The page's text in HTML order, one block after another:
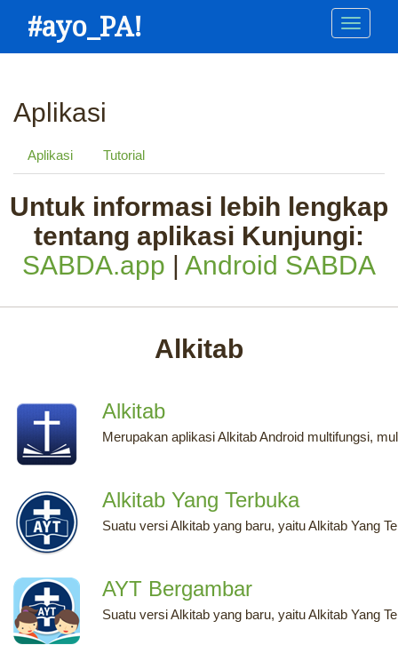
Main
navigation
#ayo_PA!
Aplikasi
Aplikasi Tutorial
Untuk informasi lebih lengkap
tentang aplikasi Kunjungi:
SABDA.app | Android SABDA
Alkitab
Alkitab
Merupakan aplikasi Alkitab Android multifungsi,
Alkitab Yang Terbuka
Suatu versi Alkitab yang baru, yaitu Alkitab Yang
AYT Bergambar
Suatu versi Alkitab yang baru, yaitu Alkitab Yang